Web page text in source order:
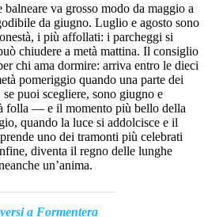
va grosso modo da maggio a
da giugno. Luglio e agosto sono
i più affollati: i parcheggi si
chiudere a metà mattina. Il consiglio
chi ama dormire: arriva entro le dieci
pomeriggio quando una parte dei
puoi scegliere, sono giugno e
folla — e il momento più bello della
quando la luce si addolcisce e il
uno dei tramonti più celebrati
diventa il regno delle lunghe
un’anima.
a Formentera